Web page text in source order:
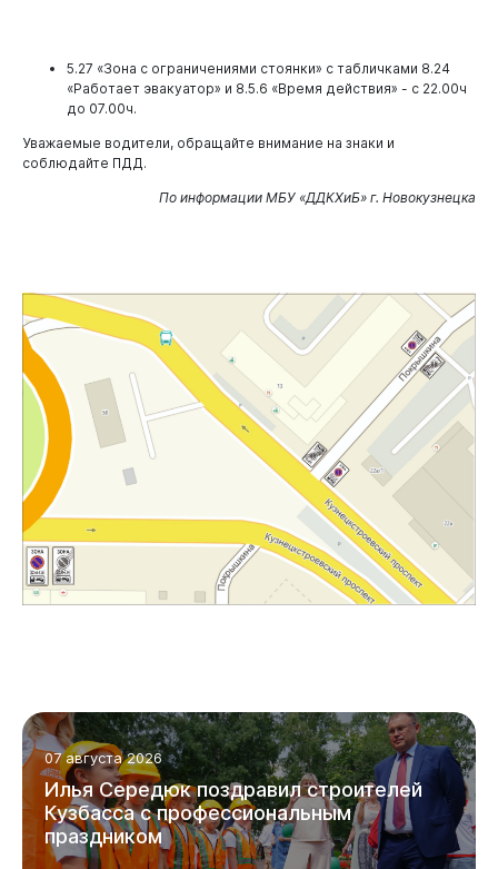
5.27 «Зона с ограничениями стоянки» с табличками 8.24
«Работает эвакуатор» и 8.5.6 «Время действия» - с 22.00ч
до 07.00ч.
Уважаемые водители, обращайте внимание на знаки и
соблюдайте ПДД.
По информации МБУ «ДДКХиБ» г. Новокузнецка
07 августа 2026
Илья Середюк поздравил строителей
Кузбасса с профессиональным
праздником